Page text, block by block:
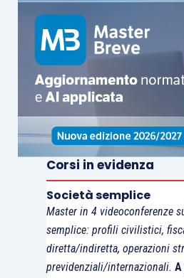
Corsi in evidenza
Società semplice
Master in 4 videoconferenze
semplice: profili civilistici,
diretta/indiretta, operazioni
previdenziali/internazionali.